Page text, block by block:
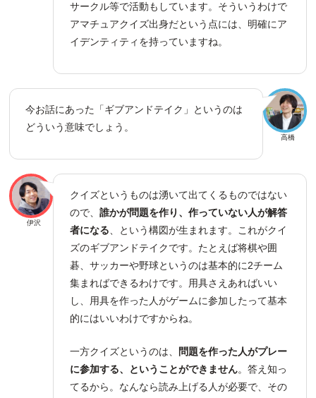
サークル等で活動もしています。そういうわけで
アマチュアクイズ出身だという点には、明確にア
イデンティティを持っていますね。
高橋
今お話にあった「ギブアンドテイク」というのは
どういう意味でしょう。
伊沢
クイズというものは湧いて出てくるものではない
ので、 誰かが問題を作り、作っていない人が解答
者になる、という構図が生まれます。これがクイ
ズのギブアンドテイクです。たとえば将棋や囲
碁、サッカーや野球というのは基本的に2チーム
集まればできるわけです。用具さえあればいい
し、用具を作った人がゲームに参加したって基本
的にはいいわけですからね。
一方クイズというのは、
問題を作った人がプレー
に参加する、ということができません。答え知っ
てるから。なんなら読み上げる人が必要で、その